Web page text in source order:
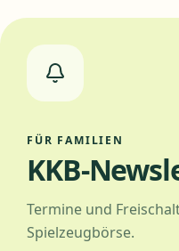
FÜR FAMILIEN
KKB-
Termine und
Spielzeugbörse.